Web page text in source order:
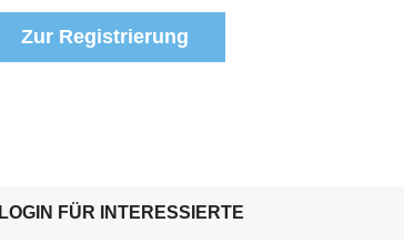
Zur Registrierung
LOGIN FÜR INTERESSIERTE